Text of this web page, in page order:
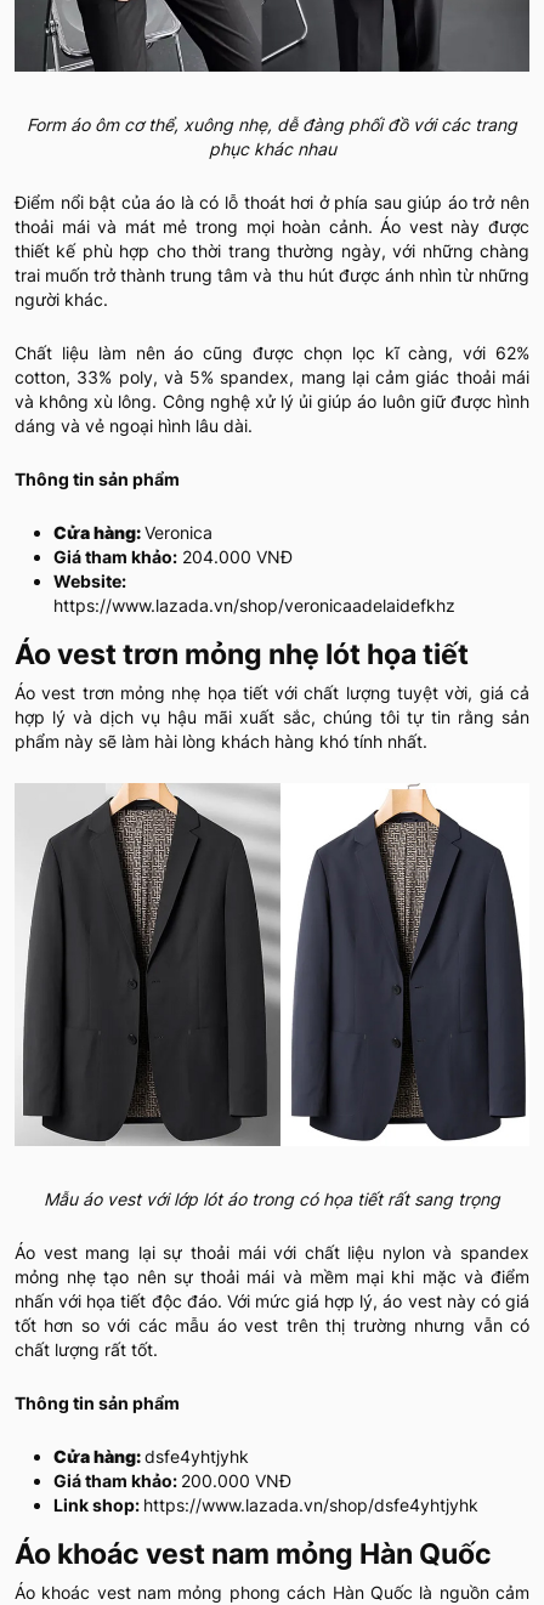
Form áo ôm cơ thể, xuông nhẹ, dễ đàng phối đồ với các trang
phục khác nhau
Điểm nổi bật của áo là có lỗ thoát hơi ở phía sau giúp áo trở nên
thoải mái và mát mẻ trong mọi hoàn cảnh. Áo vest này được
thiết kế phù hợp cho thời trang thường ngày, với những chàng
trai muốn trở thành trung tâm và thu hút được ánh nhìn từ những
người khác.
Chất liệu làm nên áo cũng được chọn lọc kĩ càng, với 62%
cotton, 33% poly, và 5% spandex, mang lại cảm giác thoải mái
và không xù lông. Công nghệ xử lý ủi giúp áo luôn giữ được hình
dáng và vẻ ngoại hình lâu dài.
Thông tin sản phẩm
Cửa hàng:Veronica
Giá tham khảo: 204.000 VNĐ
Website:
https://www.lazada.vn/shop/veronicaadelaidefkhz
Áo vest trơn mỏng nhẹ lót họa tiết
Áo vest trơn mỏng nhẹ họa tiết với chất lượng tuyệt vời, giá cả
hợp lý và dịch vụ hậu mãi xuất sắc, chúng tôi tự tin rằng sản
phẩm này sẽ làm hài lòng khách hàng khó tính nhất.
Mẫu áo vest với lớp lót áo trong có họa tiết rất sang trọng
Áo vest mang lại sự thoải mái với chất liệu nylon và spandex
mỏng nhẹ tạo nên sự thoải mái và mềm mại khi mặc và điểm
nhấn với họa tiết độc đáo. Với mức giá hợp lý, áo vest này có giá
tốt hơn so với các mẫu áo vest trên thị trường nhưng vẫn có
chất lượng rất tốt.
Thông tin sản phẩm
Cửa hàng:dsfe4yhtjyhk
Giá tham khảo: 200.000 VNĐ
Link shop: https://www.lazada.vn/shop/dsfe4yhtjyhk
Áo khoác vest nam mỏng Hàn Quốc
Áo khoác vest nam mỏng phong cách Hàn Quốc là nguồn cảm